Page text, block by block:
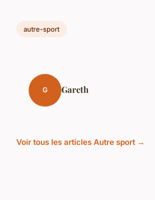
autre-sport
G Gareth
Voir tous les articles Autre sport →